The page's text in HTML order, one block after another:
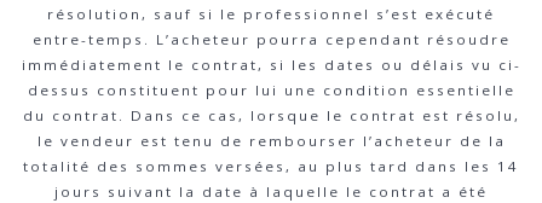
résolution, sauf si le professionnel s’est exécuté
entre-temps. L’acheteur pourra cependant résoudre
immédiatement le contrat, si les dates ou délais vu ci-
dessus constituent pour lui une condition essentielle
du contrat. Dans ce cas, lorsque le contrat est résolu,
le vendeur est tenu de rembourser l’acheteur de la
totalité des sommes versées, au plus tard dans les 14
jours suivant la date à laquelle le contrat a été